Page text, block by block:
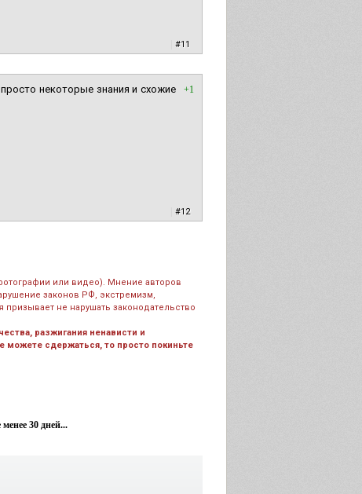
#11
+1
некоторые знания и схожие
#12
или видео). Мнение авторов
законов РФ, экстремизм,
не нарушать законодательство
разжигания ненависти и
можете сдержаться, то просто покиньте
30 дней...